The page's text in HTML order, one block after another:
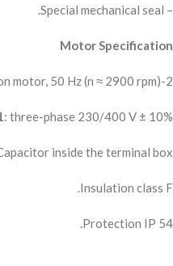
– Special mechanical seal.
Motor Specification
2-pole induction motor, 50 Hz (n ≈ 2900 rpm).
: three-phase 230/400 V ± 10%.
inside the terminal box.
Insulation class F.
Protection IP 54.